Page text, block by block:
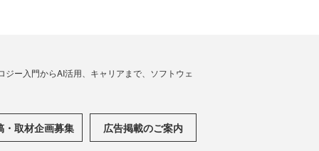
ー入門からAI活用、キャリアまで、ソフトウェ
・取材企画募集 広告掲載のご案内